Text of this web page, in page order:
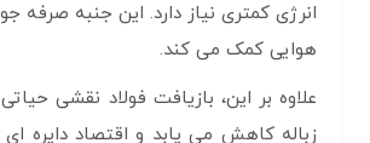
انرژی کمتری نیاز دارد. این جنبه صرفه
هوایی کمک می کند.
علاوه بر این، بازیافت فولاد نقشی
زباله کاهش می یابد و اقتصاد دایره